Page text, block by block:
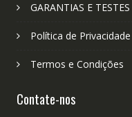
GARANTIAS E TESTES
Política de Privacidade
Termos e Condições
Contate-nos